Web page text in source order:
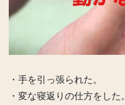
・手を引っ張られた。
・変な寝返りの仕方をした。